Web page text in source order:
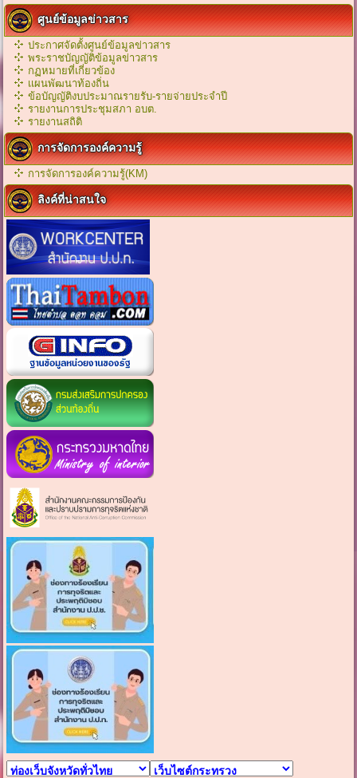
ศูนย์ข้อมูลข่าวสาร
ประกาศจัดตั้งศูนย์ข้อมูลข่าวสาร
พระราชบัญญัติข้อมูลข่าวสาร
กฏหมายที่เกี่ยวข้อง
เเผนพัฒนาท้องถิ่น
ข้อบัญญัติงบประมาณรายรับ-รายจ่ายประจำปี
รายงานการประชุมสภา อบต.
รายงานสถิติ
การจัดการองค์ความรู้
การจัดการองค์ความรู้(KM)
ลิงค์ที่น่าสนใจ